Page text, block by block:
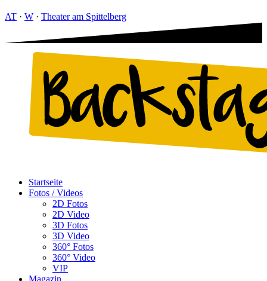
AT · W · Theater am Spittelberg
Startseite
Fotos / Videos
2D Fotos
2D Video
3D Fotos
3D Video
360° Fotos
360° Video
VIP
Magazin